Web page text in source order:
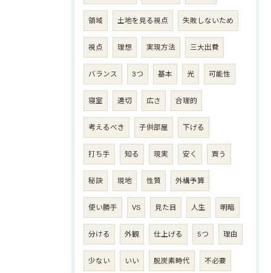
領域 土地を見る視点 失敗しないため
視点 理想 実現方法 三大出費
バランス 3つ 基本 光 可能性
寝室 適切 広さ 合理的
考えるべき 子供部屋 下げる
打ち手 知る 現実 安く 買う
秘訣 現地 性質 外構予算
使い勝手 VS 見た目 人生 明暗
分ける 外観 仕上げる 5つ 理由
少ない いい 脱炭素時代 不必要